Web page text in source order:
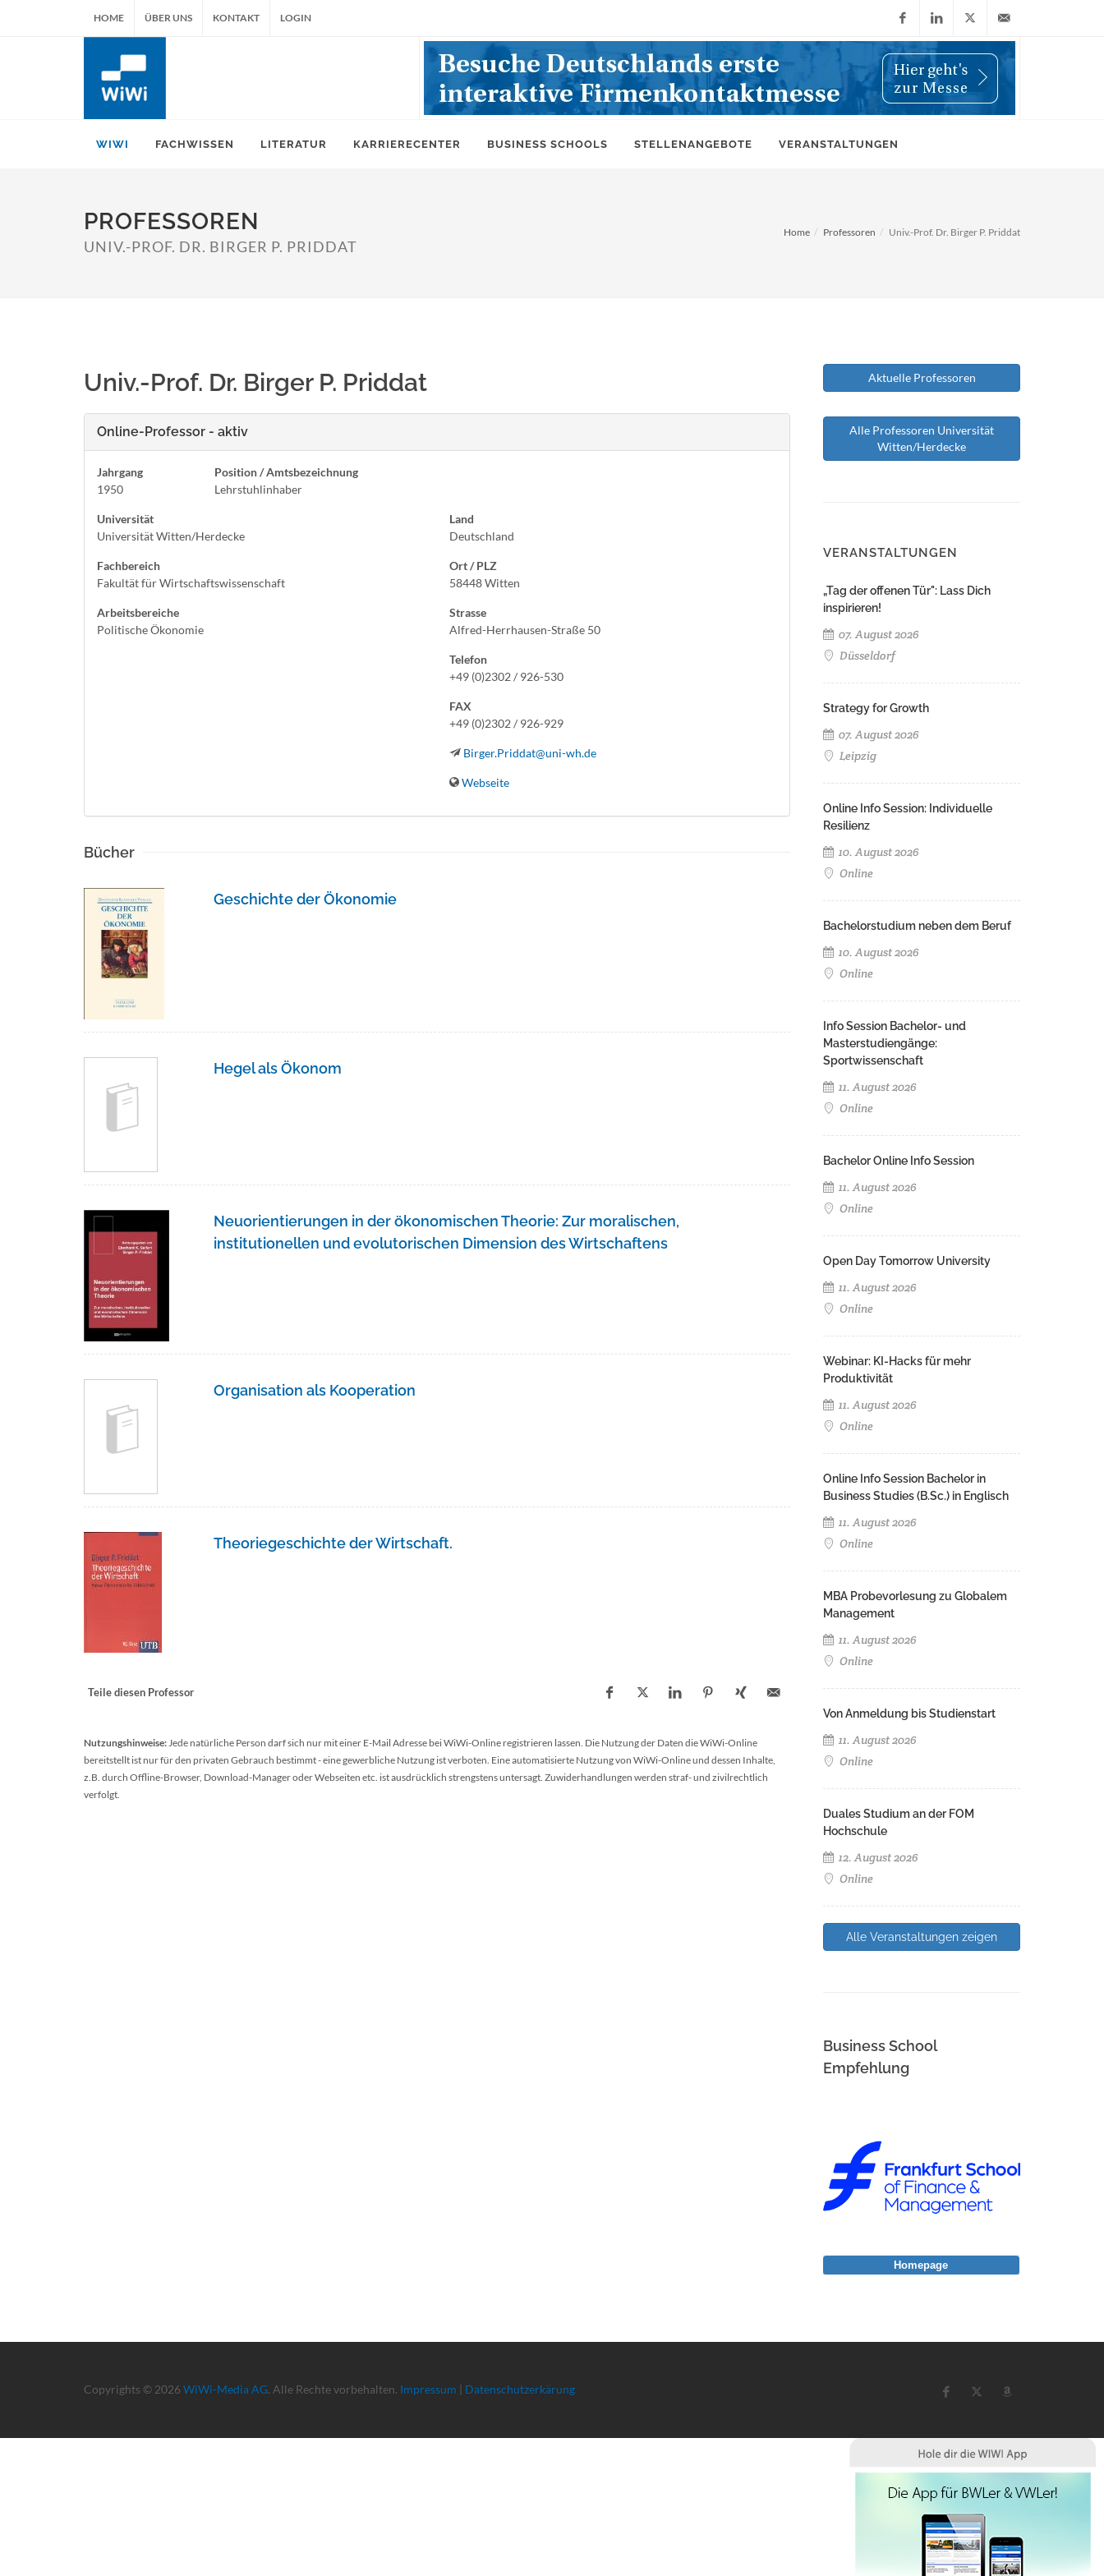
HOME ÜBER UNS KONTAKT LOGIN
FacebookLinkedIn
X
(Twitter)
info@wiwi-
WIWI FACHWISSEN LITERATUR KARRIERECENTER BUSINESS SCHOOLS STELLENANGEBOTE VERANSTALTUNGEN
PROFESSOREN
UNIV.-PROF. DR. BIRGER P. PRIDDAT
Home Professoren Univ.-Prof. Dr. Birger P. Priddat
Univ.-Prof. Dr. Birger P. Priddat
Online-Professor - aktiv
Jahrgang
1950
Position / Amtsbezeichnung
Lehrstuhlinhaber
Universität
Universität Witten/Herdecke
Fachbereich
Fakultät für Wirtschaftswissenschaft
Arbeitsbereiche
Politische Ökonomie
Land
Deutschland
Ort / PLZ
58448 Witten
Strasse
Alfred-Herrhausen-Straße 50
Telefon
+49 (0)2302 / 926-530
FAX
+49 (0)2302 / 926-929
Birger.Priddat@uni-wh.de
Webseite
Bücher
Geschichte der Ökonomie
Hegel als Ökonom
Neuorientierungen in der ökonomischen Theorie: Zur moralischen,
institutionellen und evolutorischen Dimension des Wirtschaftens
Organisation als Kooperation
Theoriegeschichte der Wirtschaft.
Teile diesen Professor
Nutzungshinweise:Jede natürliche Person darf sich nur mit einer E-Mail Adresse bei WiWi-Online registrieren lassen. Die Nutzung der Daten die WiWi-Online
bereitstellt ist nur für den privaten Gebrauch bestimmt - eine gewerbliche Nutzung ist verboten. Eine automatisierte Nutzung von WiWi-Online und dessen Inhalte,
z.B. durch Offline-Browser, Download-Manager oder Webseiten etc. ist ausdrücklich strengstens untersagt. Zuwiderhandlungen werden straf- und zivilrechtlich
verfolgt.
Aktuelle Professoren
Alle Professoren Universität
Witten/Herdecke
VERANSTALTUNGEN
„Tag der offenen Tür": Lass Dich
inspirieren!
07. August 2026
Düsseldorf
Strategy for Growth
07. August 2026
Leipzig
Online Info Session: Individuelle
Resilienz
10. August 2026
Online
Bachelorstudium neben dem Beruf
10. August 2026
Online
Info Session Bachelor- und
Masterstudiengänge:
Sportwissenschaft
11. August 2026
Online
Bachelor Online Info Session
11. August 2026
Online
Open Day Tomorrow University
11. August 2026
Online
Webinar: KI-Hacks für mehr
Produktivität
11. August 2026
Online
Online Info Session Bachelor in
Business Studies (B.Sc.) in Englisch
11. August 2026
Online
MBA Probevorlesung zu Globalem
Management
11. August 2026
Online
Von Anmeldung bis Studienstart
11. August 2026
Online
Duales Studium an der FOM
Hochschule
12. August 2026
Online
Alle Veranstaltungen zeigen
Business School
Empfehlung
Copyrights © 2026 WiWi-Media AG. Alle Rechte vorbehalten. Impressum | Datenschutzerkärung
Homepage